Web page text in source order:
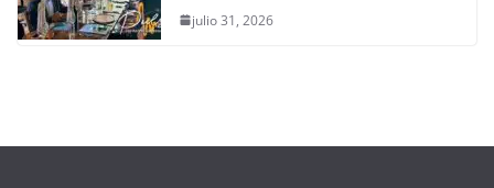
julio 31, 2026